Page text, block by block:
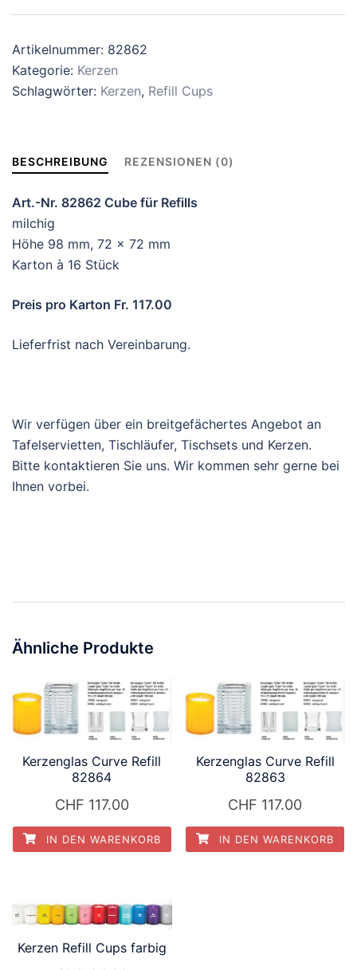
82862
Artikelnummer: 82862
Kategorie: Kerzen
Schlagwörter: Kerzen, Refill Cups
BESCHREIBUNG REZENSIONEN (0)
Art.-Nr. 82862 Cube für Refills
milchig
Höhe 98 mm, 72 x 72 mm
Karton à 16 Stück
Preis pro Karton Fr. 117.00
Lieferfrist nach Vereinbarung.
Wir verfügen über ein breitgefächertes Angebot an
Tafelservietten, Tischläufer, Tischsets und Kerzen.
Bitte kontaktieren Sie uns. Wir kommen sehr gerne bei
Ihnen vorbei.
Ähnliche Produkte
Kerzenglas Curve Refill
82864
CHF 117.00
IN DEN WARENKORB
Kerzenglas Curve Refill
82863
CHF 117.00
IN DEN WARENKORB
Kerzen Refill Cups farbig